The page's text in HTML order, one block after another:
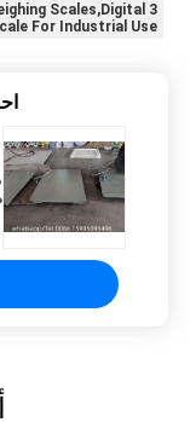
Scales,Digital
For Industrial Use